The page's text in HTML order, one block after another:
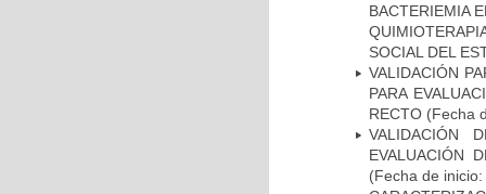
BACTERIEMIA
SOCIAL DEL
VALIDACIÓN
PARA
RECTO (Fecha
VALIDACIÓN
EVALUACIÓN
(Fecha de